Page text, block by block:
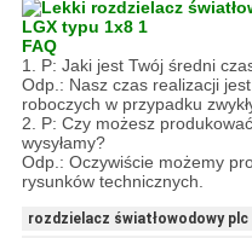
FAQ
1. P: Jaki jest Twój średni
Odp.: Nasz czas realizacji
roboczych w przypadku
2. P: Czy możesz
wysyłamy?
Odp.: Oczywiście możemy
rysunków technicznych.
rozdzielacz światłowodowy plc